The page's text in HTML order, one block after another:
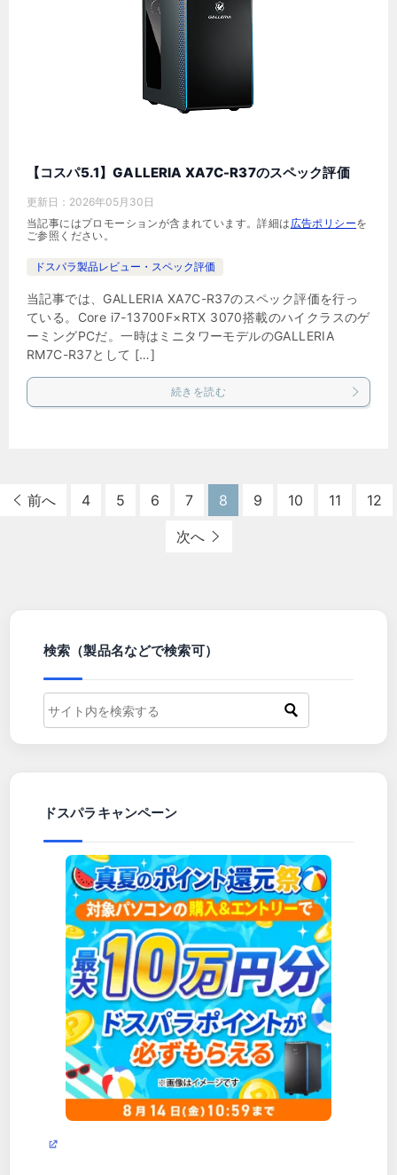
【コスパ5.1】GALLERIA XA7C-R37のスペック評価
更新日： 2026年05月30日
当記事にはプロモーションが含まれています。詳細は 広告ポリシーを
ご参照ください。
ドスパラ製品レビュー・スペック評価
当記事では、GALLERIA XA7C-R37のスペック評価を行っ
ている。Core i7-13700F×RTX 3070搭載のハイクラスのゲ
ーミングPCだ。一時はミニタワーモデルのGALLERIA
RM7C-R37として […]
続きを読む
前へ 4 5 6 7 8 9 10 11 12
次へ
検索（製品名などで検索可）
ドスパラキャンペーン